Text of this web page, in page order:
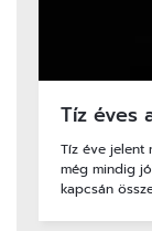
Tíz éves
Tíz éve jelent
még mindig
kapcsán